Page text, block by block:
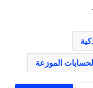
الموزعة